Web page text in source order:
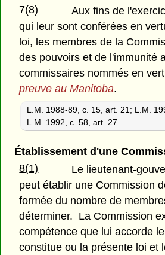
7(8)
Aux fins de
qui leur sont conférées en
loi, les membres de la
des pouvoirs et de l'immunité
commissaires nommés en
preuve au Manitoba.
L.M. 1988-89, c. 15, art. 21; L.M.
L.M. 1992, c. 58, art. 27.
Établissement d'une
8(1)
Le lieutenant-
peut établir une Commission
formée du nombre de
déterminer. La Commission
compétence que lui accorde
constitue ou la présente loi et